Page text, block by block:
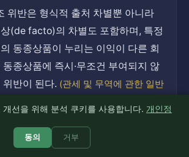
위반은 형식적 출처 차별뿐 아니라
(de facto)의 차별도 포함하며, 특정
동종상품이 누리는 이익이 다른 회
동종상품에 즉시·무조건 부여되지 않
위반이 된다. (관세 및 무역에 관한 일반
민차 지위는 'X국 생산시설+자국민 소
브랜드' 요건과 결부되어 사실상 X국·A
선을 위해 분석 쿠키를 사용합니다. 개인정
동의 거부